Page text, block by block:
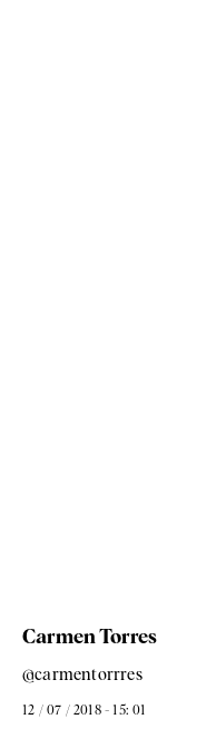
Carmen Torres
@carmentorrres
12 / 07 / 2018 - 15: 01